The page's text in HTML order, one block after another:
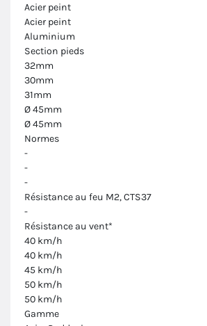
Acier peint
Acier peint
Aluminium
Section pieds
32mm
30mm
31mm
Ø 45mm
Ø 45mm
Normes
-
-
-
Résistance au feu M2, CTS37
-
Résistance au vent*
40 km/h
40 km/h
45 km/h
50 km/h
50 km/h
Gamme